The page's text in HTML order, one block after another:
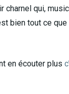
qui,
bien tout ce que
en écouter plus